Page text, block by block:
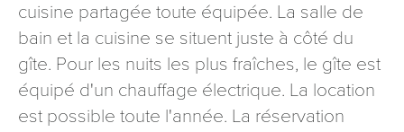
cuisine partagée toute équipée. La salle de
bain et la cuisine se situent juste à côté du
gîte. Pour les nuits les plus fraîches, le gîte est
équipé d'un chauffage électrique. La location
est possible toute l'année. La réservation
reCAPTCHA